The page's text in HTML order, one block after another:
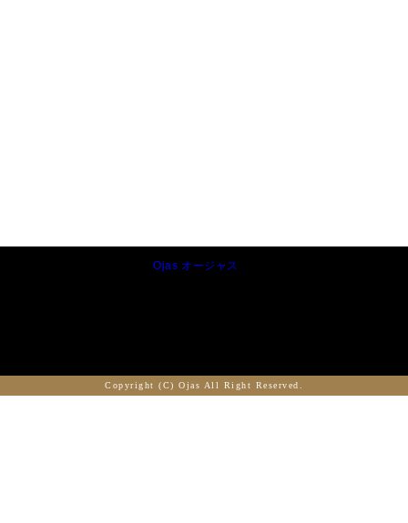
Ojas オージャス
Copyright (C) Ojas All Right Reserved.